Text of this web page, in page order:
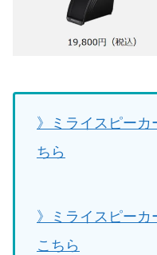
》ミライスピーカ
ちら
》ミライスピー
こちら